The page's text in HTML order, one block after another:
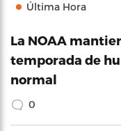
Última Hora
La NOAA
temporada de
normal
0